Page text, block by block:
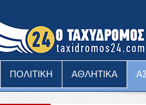
ΠΟΛΙΤΙΚΗ ΑΘΛΗΤΙΚΑ